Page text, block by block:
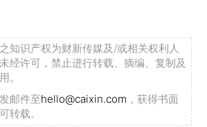
知识产权为财新传媒及/或相关权利人
经许可，禁止进行转载、摘编、复制及
。
邮件至hello@caixin.com ，获得书面
转载。